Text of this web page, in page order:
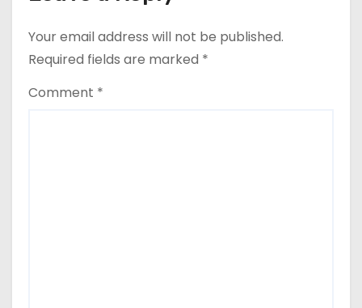
n
Your email address will not be published.
Required fields are marked *
Comment *